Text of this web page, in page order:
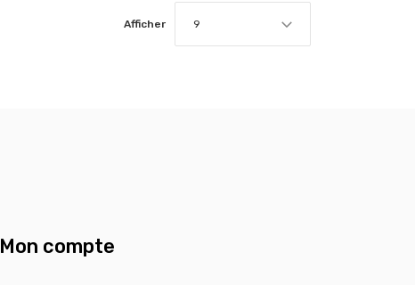
Afficher 9
Mon compte